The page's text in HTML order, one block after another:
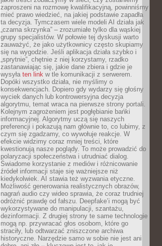
zaproszeni na rozmowę kwalifikacyjną, powinniśmy
mieć prawo wiedzieć, na jakiej podstawie zapadła
ta decyzja. Tymczasem wiele modeli AI działa jak
„czarna skrzynka” – zrozumiałe tylko dla wąskiej
grupy specjalistów. W połowie tej dyskusji warto
zauważyć, że jako użytkownicy często skupiamy
się na wygodzie. Jeśli aplikacja działa szybko i
„sprytnie”, chętnie z niej korzystamy, rzadko
zastanawiając się, jakie dane zbiera i gdzie je
wysyła ten link w tle komunikacji z serwerem.
Dopóki wszystko działa, nie myślimy o
konsekwencjach. Dopiero gdy wydarzy się głośny
wyciek danych lub kontrowersyjna decyzja
algorytmu, temat wraca na pierwsze strony portali.
Kolejnym zagrożeniem jest pogłębianie bańki
informacyjnej. Algorytmy uczą się naszych
preferencji i pokazują nam głównie to, co lubimy, z
czym się zgadzamy, co wywołuje reakcje. W
efekcie widzimy coraz mniej treści, które
kwestionują nasze poglądy. To może prowadzić do
polaryzacji społeczeństwa i utrudniać dialog.
Świadome korzystanie z mediów i różnicowanie
źródeł informacji staje się ważniejsze niż
kiedykolwiek. AI stawia też wyzwania etyczne.
Możliwość generowania realistycznych obrazów,
nagrań audio czy wideo sprawia, że coraz trudniej
odróżnić prawdę od fałszu. Deepfake’i mogą być
wykorzystywane do manipulacji, szantażu,
dezinformacji. Z drugiej strony te same technologie
mogą np. przywracać głos osobom, które go
straciły, lub odtwarzać zniszczone archiwa
historyczne. Narzędzie samo w sobie nie jest ani